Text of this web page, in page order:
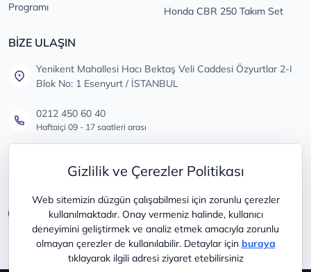
Gizlilik ve Çerezler Politikası
Web sitemizin düzgün çalışabilmesi için zorunlu çerezler
kullanılmaktadır. Onay vermeniz halinde, kullanıcı
deneyimini geliştirmek ve analiz etmek amacıyla zorunlu
olmayan çerezler de kullanılabilir. Detaylar için buraya
tıklayarak ilgili adresi ziyaret etebilirsiniz
Programı
Honda CBR 250 Takım Set
BİZE ULAŞIN
Yenikent Mahallesi Hacı Bektaş Veli Caddesi Özyurtlar 2-I
Blok No: 1 Esenyurt / İSTANBUL
0212 450 60 40
Haftaiçi 09 - 17 saatleri arası
Tüm öneri ve şikayetleriniz için